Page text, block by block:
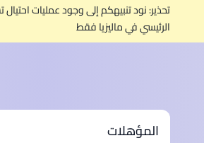
تحذير: نود تنبيهكم إلى وجود عمليات
الرئيسي في ماليزيا فقط
المؤهلات